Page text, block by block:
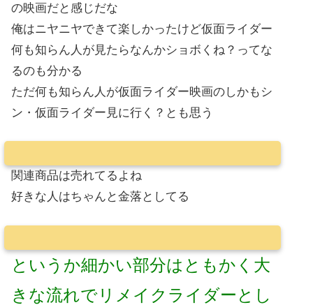
の映画だと感じだな
俺はニヤニヤできて楽しかったけど仮面ライダー
何も知らん人が見たらなんかショボくね？ってな
るのも分かる
ただ何も知らん人が仮面ライダー映画のしかもシ
ン・仮面ライダー見に行く？とも思う
関連商品は売れてるよね
好きな人はちゃんと金落としてる
というか細かい部分はともかく大
きな流れでリメイクライダーとし